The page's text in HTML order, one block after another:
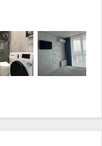
- Два містких
забезпечують велику
є закритим та
парку. Поруч
для
до заселення. Це